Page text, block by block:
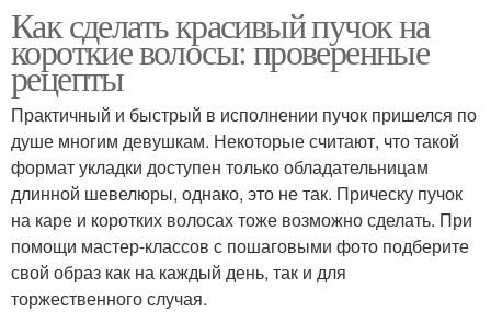
волос
Волосы в домашних
условиях
Мальвинок из коротких
волос
Короткие волосы
Волнистые волосы
Резинки для коротких
волос
Как сделать красивый пучок на
короткие волосы: проверенные
рецепты
Практичный и быстрый в исполнении пучок пришелся по
душе многим девушкам. Некоторые считают, что такой
формат укладки доступен только обладательницам
длинной шевелюры, однако, это не так. Прическу пучок
на каре и коротких волосах тоже возможно сделать. При
помощи мастер-классов с пошаговыми фото подберите
свой образ как на каждый день, так и для
торжественного случая.